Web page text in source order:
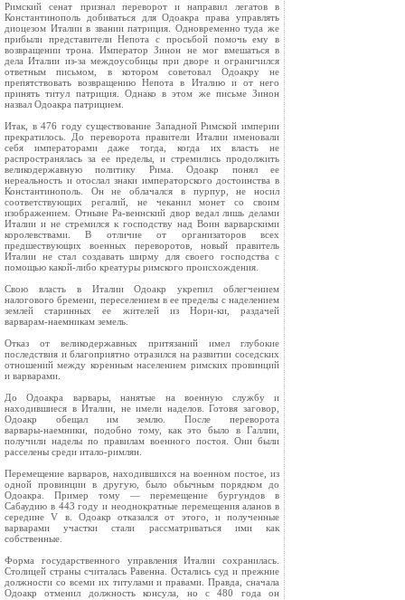
Римский сенат признал переворот и направил легатов в
Константинополь добиваться для Одоакра права управлять
диоцезом Италии в звании патриция. Одновременно туда же
прибыли представители Непота с просьбой помочь ему в
возвращении трона. Император Зинон не мог вмешаться в
дела Италии из‑за междоусобицы при дворе и ограничился
ответным письмом, в котором советовал Одоакру не
препятствовать возвращению Непота в Италию и от него
принять титул патриция. Однако в этом же письме Зинон
назвал Одоакра патрицием.
Итак, в 476 году существование Западной Римской империи
прекратилось. До переворота правители Италии именовали
себя императорами даже тогда, когда их власть не
распространялась за ее пределы, и стремились продолжить
великодержавную политику Рима. Одоакр понял ее
нереальность и отослал знаки императорского достоинства в
Константинополь. Он не облачался в пурпур, не носил
соответствующих регалий, не чеканил монет со своим
изображением. Отныне Ра‑веннский двор ведал лишь делами
Италии и не стремился к господству над Воин варварскими
королевствами. В отличие от организаторов всех
предшествующих военных переворотов, новый правитель
Италии не стал создавать ширму для своего господства с
помощью какой‑либо креатуры римского происхождения.
Свою власть в Италии Одоакр укрепил облегчением
налогового бремени, переселением в ее пределы с наделением
землей старинных ее жителей из Нори‑ки, раздачей
варварам‑наемникам земель.
Отказ от великодержавных притязаний имел глубокие
последствия и благоприятно отразился на развитии соседских
отношений между коренным населением римских провинций
и варварами.
До Одоакра варвары, нанятые на военную службу и
находившиеся в Италии, не имели наделов. Готовя заговор,
Одоакр обещал им землю. После переворота
варвары‑наемники, подобно тому, как это было в Галлии,
получили наделы по правилам военного постоя. Они были
расселены среди итало‑римлян.
Перемещение варваров, находившихся на военном постое, из
одной провинции в другую, было обычным порядком до
Одоакра. Пример тому — перемещение бургундов в
Сабаудию в 443 году и неоднократные перемещения аланов в
середине V в. Одоакр отказался от этого, и полученные
варварами участки стали рассматриваться ими как
собственные.
Форма государственного управления Италии сохранилась.
Столицей страны считалась Равенна. Остались суд и прежние
должности со всеми их титулами и правами. Правда, сначала
Одоакр отменил должность консула, но с 480 года он